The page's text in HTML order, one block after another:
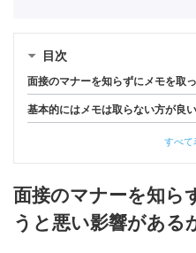
目次
面接のマナーを知らずにメモを取
基本的にはメモは取らない方が良い
すべて
面接のマナーを知ら
うと悪い影響がある